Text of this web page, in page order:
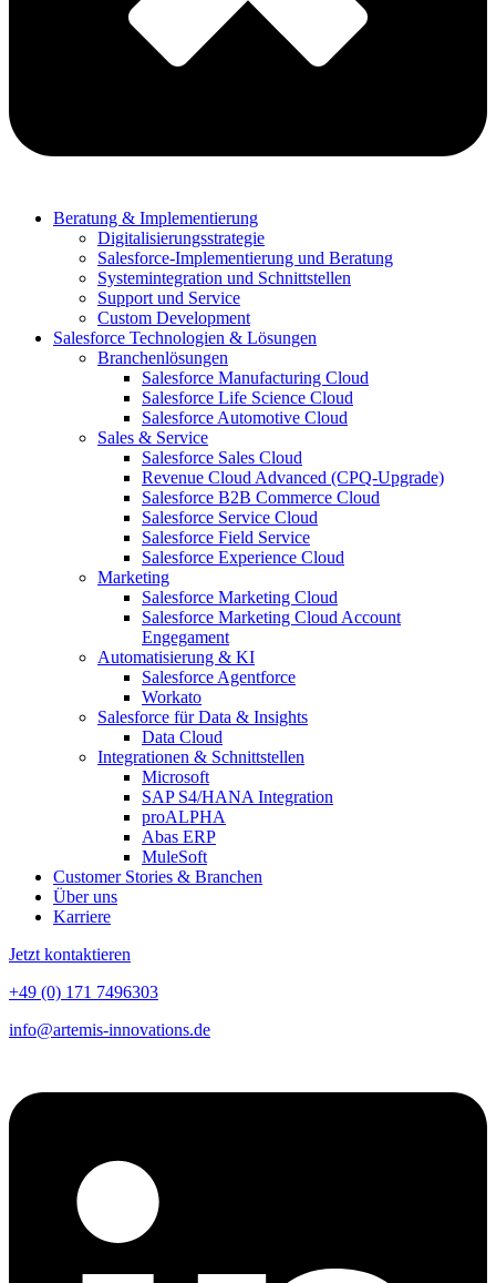
Beratung & Implementierung
Digitalisierungsstrategie
Salesforce-Implementierung und Beratung
Systemintegration und Schnittstellen
Support und Service
Custom Development
Salesforce Technologien & Lösungen
Branchenlösungen
Salesforce Manufacturing Cloud
Salesforce Life Science Cloud
Salesforce Automotive Cloud
Sales & Service
Salesforce Sales Cloud
Revenue Cloud Advanced (CPQ-Upgrade)
Salesforce B2B Commerce Cloud
Salesforce Service Cloud
Salesforce Field Service
Salesforce Experience Cloud
Marketing
Salesforce Marketing Cloud
Salesforce Marketing Cloud Account
Engegament
Automatisierung & KI
Salesforce Agentforce
Workato
Salesforce für Data & Insights
Data Cloud
Integrationen & Schnittstellen
Microsoft
SAP S4/HANA Integration
proALPHA
Abas ERP
MuleSoft
Customer Stories & Branchen
Über uns
Karriere
Jetzt kontaktieren
+49 (0) 171 7496303
info@artemis-innovations.de